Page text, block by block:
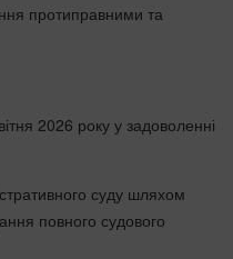
протиправними та
2026 року у задоволенні
суду шляхом
повного судового